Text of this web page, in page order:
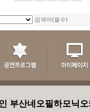
부산네오필하모닉